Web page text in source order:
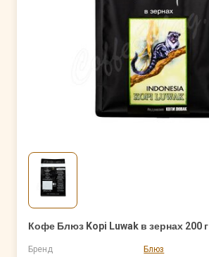
Кофе Блюз Kopi Luwak в зернах 200 г
Бренд Блюз